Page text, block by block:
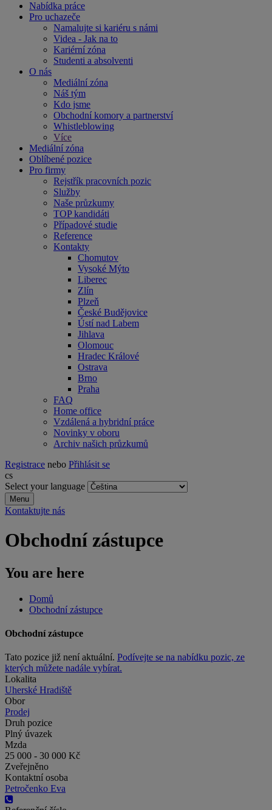
Nabídka práce
Pro uchazeče
Namalujte si kariéru s námi
Videa - Jak na to
Kariérní zóna
Studenti a absolventi
O nás
Mediální zóna
Náš tým
Kdo jsme
Obchodní komory a partnerství
Whistleblowing
Více
Mediální zóna
Oblíbené pozice
Pro firmy
Rejstřík pracovních pozic
Služby
Naše průzkumy
TOP kandidáti
Případové studie
Reference
Kontakty
Chomutov
Vysoké Mýto
Liberec
Zlín
Plzeň
České Budějovice
Ústí nad Labem
Jihlava
Olomouc
Hradec Králové
Ostrava
Brno
Praha
FAQ
Home office
Vzdálená a hybridní práce
Novinky v oboru
Archiv našich průzkumů
Registrace nebo Přihlásit se
cs
Select your language
Menu
Kontaktujte nás
Obchodní zástupce
You are here
Domů
Obchodní zástupce
Obchodní zástupce
Tato pozice již není aktuální. Podívejte se na nabídku pozic, ze
kterých můžete nadále vybírat.
Lokalita
Uherské Hradiště
Obor
Prodej
Druh pozice
Plný úvazek
Mzda
25 000 - 30 000 Kč
Zveřejněno
Kontaktní osoba
Petročenko Eva